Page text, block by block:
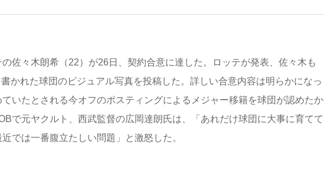
佐々木朗希（22）が26日、契約合意に達した。ロッテが発表、佐々木も
かれた球団のビジュアル写真を投稿した。詳しい合意内容は明らかになっ
いたとされる今オフのポスティングによるメジャー移籍を球団が認めたか
で元ヤクルト、西武監督の広岡達朗氏は、「あれだけ球団に大事に育てて
では一番腹立たしい問題」と激怒した。